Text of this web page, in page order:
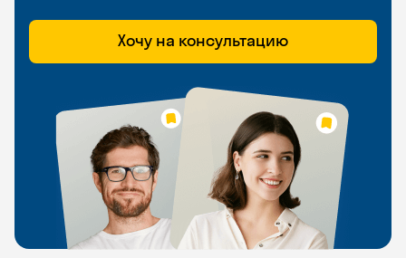
Хочу на консультацию